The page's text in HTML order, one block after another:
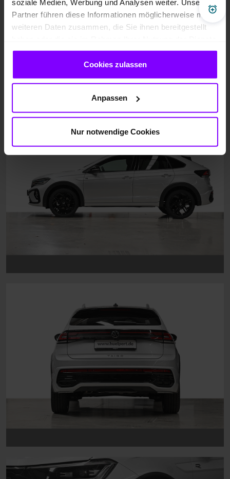
soziale Medien, Werbung und Analysen weiter. Unsere
Partner führen diese Informationen möglicherweise mit
weiteren Daten zusammen, die Sie ihnen bereitgestellt
gesammelt haben.
Cookies zulassen
Anpassen
Nur notwendige Cookies